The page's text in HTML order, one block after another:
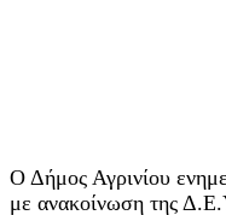
Ο Δήμος Αγρινίου
με ανακοίνωση της